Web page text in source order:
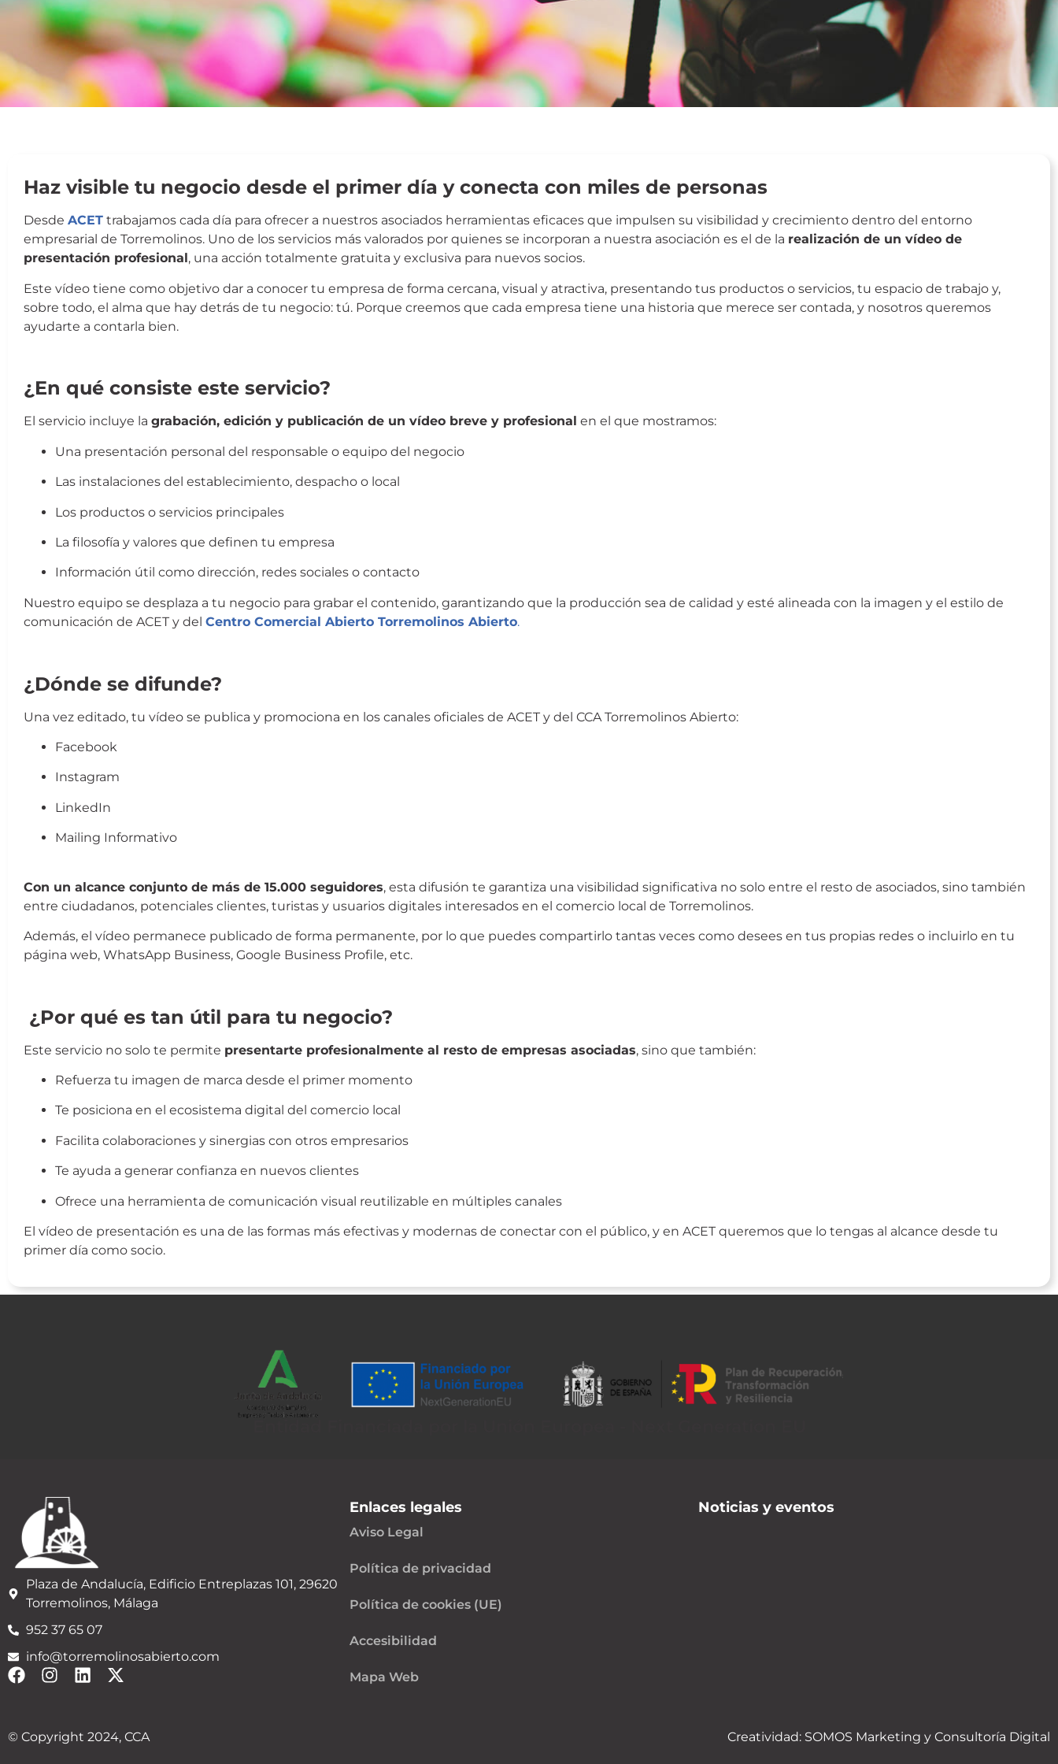
Haz visible tu negocio desde el primer día y conecta con miles de personas
Desde ACET trabajamos cada día para ofrecer a nuestros asociados herramientas eficaces que impulsen su visibilidad y crecimiento dentro del entorno
empresarial de Torremolinos. Uno de los servicios más valorados por quienes se incorporan a nuestra asociación es el de la realización de un vídeo de
presentación profesional, una acción totalmente gratuita y exclusiva para nuevos socios.
Este vídeo tiene como objetivo dar a conocer tu empresa de forma cercana, visual y atractiva, presentando tus productos o servicios, tu espacio de trabajo y,
sobre todo, el alma que hay detrás de tu negocio: tú. Porque creemos que cada empresa tiene una historia que merece ser contada, y nosotros queremos
ayudarte a contarla bien.
¿En qué consiste este servicio?
El servicio incluye la grabación, edición y publicación de un vídeo breve y profesional en el que mostramos:
Una presentación personal del responsable o equipo del negocio
Las instalaciones del establecimiento, despacho o local
Los productos o servicios principales
La filosofía y valores que definen tu empresa
Información útil como dirección, redes sociales o contacto
Nuestro equipo se desplaza a tu negocio para grabar el contenido, garantizando que la producción sea de calidad y esté alineada con la imagen y el estilo de
comunicación de ACET y del Centro Comercial Abierto Torremolinos Abierto.
¿Dónde se difunde?
Una vez editado, tu vídeo se publica y promociona en los canales oficiales de ACET y del CCA Torremolinos Abierto:
Facebook
Instagram
LinkedIn
Mailing Informativo
Con un alcance conjunto de más de 15.000 seguidores, esta difusión te garantiza una visibilidad significativa no solo entre el resto de asociados, sino también
entre ciudadanos, potenciales clientes, turistas y usuarios digitales interesados en el comercio local de Torremolinos.
Además, el vídeo permanece publicado de forma permanente, por lo que puedes compartirlo tantas veces como desees en tus propias redes o incluirlo en tu
página web, WhatsApp Business, Google Business Profile, etc.
¿Por qué es tan útil para tu negocio?
Este servicio no solo te permite presentarte profesionalmente al resto de empresas asociadas, sino que también:
Refuerza tu imagen de marca desde el primer momento
Te posiciona en el ecosistema digital del comercio local
Facilita colaboraciones y sinergias con otros empresarios
Te ayuda a generar confianza en nuevos clientes
Ofrece una herramienta de comunicación visual reutilizable en múltiples canales
El vídeo de presentación es una de las formas más efectivas y modernas de conectar con el público, y en ACET queremos que lo tengas al alcance desde tu
primer día como socio.
Plaza de Andalucía, Edificio Entreplazas 101, 29620
Torremolinos, Málaga
952 37 65 07
info@torremolinosabierto.com
Enlaces legales
Aviso Legal
Política de privacidad
Política de cookies (UE)
Accesibilidad
Mapa Web
Noticias y eventos
© Copyright 2024, CCA Creatividad: SOMOS Marketing y Consultoría Digital